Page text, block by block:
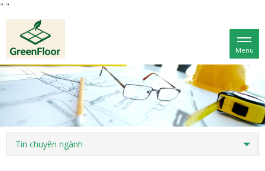
" "
Menu
Tin chuyên ngành